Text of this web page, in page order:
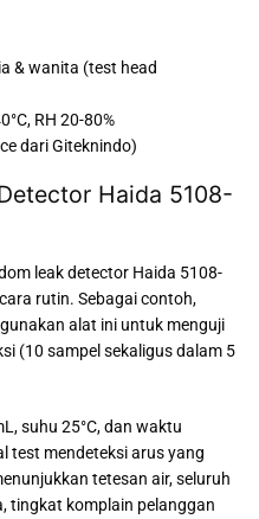
& wanita (test head
RH 20-80%
dari Giteknindo)
Haida 5108-
leak detector Haida 5108-
rutin. Sebagai contoh,
alat ini untuk menguji
(10 sampel sekaligus dalam 5
suhu 25°C, dan waktu
test mendeteksi arus yang
tetesan air, seluruh
tingkat komplain pelanggan